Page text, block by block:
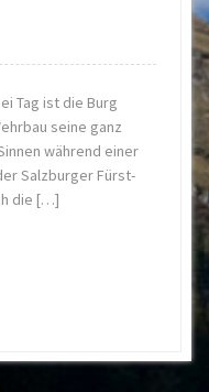
Tag ist die Burg
seine ganz
während einer
Salzburger Fürst-
die […]